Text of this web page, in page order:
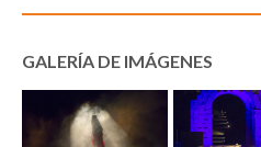
GALERÍA DE IMÁGENES